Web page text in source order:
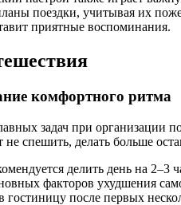
поездки, учитывая их
приятные воспоминания.
комфортного ритма
задач при организации
не спешить, делать больше
делить день на
факторов ухудшения
гостиницу после первых